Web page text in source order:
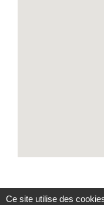
Ce site utilise des